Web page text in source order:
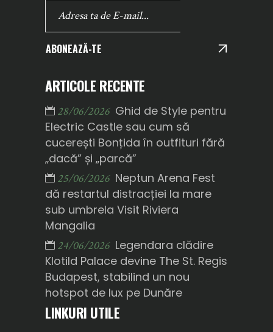
ABONEAZĂ-TE
ARTICOLE RECENTE
28/06/2026 Ghid de Style pentru
Electric Castle sau cum să
cucerești Bonțida în outfituri fără
„dacă” și „parcă”
25/06/2026 Neptun Arena Fest
dă restartul distracției la mare
sub umbrela Visit Riviera
Mangalia
24/06/2026 Legendara clădire
Klotild Palace devine The St. Regis
Budapest, stabilind un nou
hotspot de lux pe Dunăre
LINKURI UTILE